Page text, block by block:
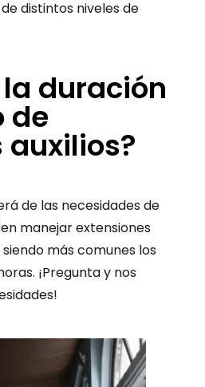
distintos niveles de
duración
de
de las necesidades de
manejar extensiones
más comunes los
¡Pregunta y nos